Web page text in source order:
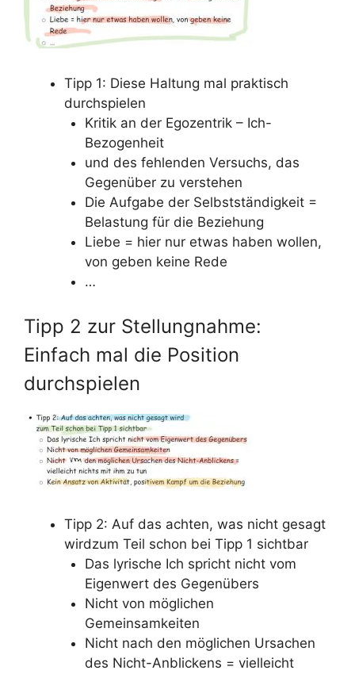
Tipp 1: Diese Haltung mal praktisch
durchspielen
Kritik an der Egozentrik – Ich-
Bezogenheit
und des fehlenden Versuchs, das
Gegenüber zu verstehen
Die Aufgabe der Selbstständigkeit =
Belastung für die Beziehung
Liebe = hier nur etwas haben wollen,
von geben keine Rede
…
Tipp 2 zur Stellungnahme:
Einfach mal die Position
durchspielen
Tipp 2: Auf das achten, was nicht gesagt
wirdzum Teil schon bei Tipp 1 sichtbar
Das lyrische Ich spricht nicht vom
Eigenwert des Gegenübers
Nicht von möglichen
Gemeinsamkeiten
Nicht nach den möglichen Ursachen
des Nicht-Anblickens = vielleicht